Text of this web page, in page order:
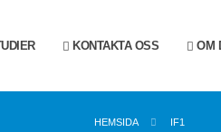
KONTAKTA OSS OM
HEMSIDA IF1